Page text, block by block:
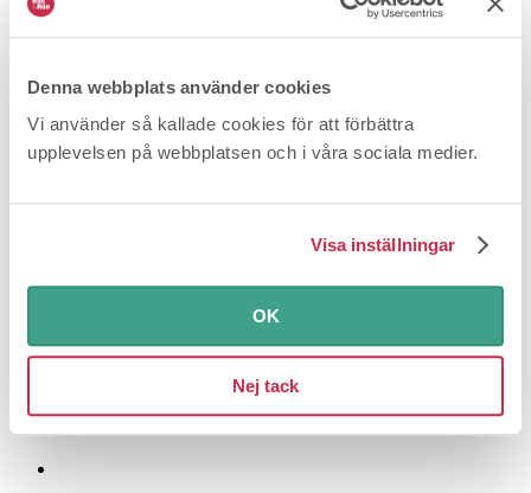
Denna webbplats använder cookies
Vi använder så kallade cookies för att förbättra
upplevelsen på webbplatsen och i våra sociala medier.
Visa inställningar
OK
Nej tack
Billigare än du tror att laga dina vitvaror
med en platta som bara går på max – att laga är väl...